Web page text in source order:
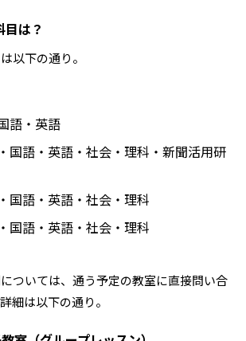
り、学習相談や教育相談、保護者とのコ
にも対応している。
しく生き生きと学ぶことも重視してい
ンスのとれた生徒の育成を推進。「教室
くつ・かばんの整とん」といったしつけ
、全人的な教育に取り組んでいる点も、
だろう。
ットとしては、基礎をより重視している
は物足りなく感じる可能性がある点だろ
は？
以下の通り。
語・英語
国語・英語・社会・理科・新聞活用研
国語・英語・社会・理科
国語・英語・社会・理科
ついては、通う予定の教室に直接問い合
細は以下の通り。